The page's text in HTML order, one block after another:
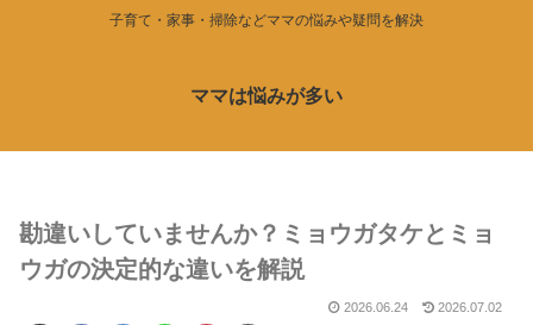
子育て・家事・掃除などママの悩みや疑問を解決
ママは悩みが多い
勘違いしていませんか？ミョウガタケとミョ
ウガの決定的な違いを解説
2026.06.24 2026.07.02